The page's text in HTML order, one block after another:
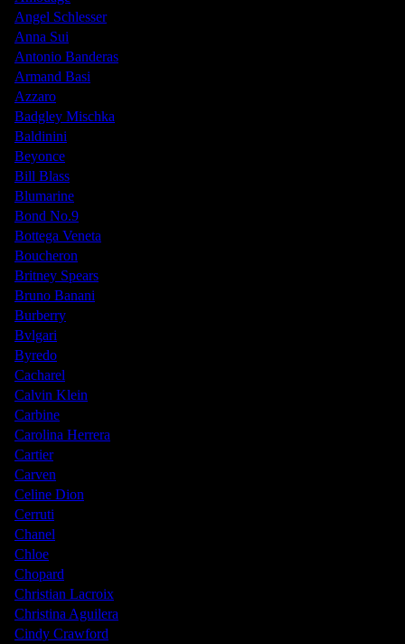
Angel Schlesser
Anna Sui
Antonio Banderas
Armand Basi
Azzaro
Badgley Mischka
Baldinini
Beyonce
Bill Blass
Blumarine
Bond No.9
Bottega Veneta
Boucheron
Britney Spears
Bruno Banani
Burberry
Bvlgari
Byredo
Cacharel
Calvin Klein
Carbine
Carolina Herrera
Cartier
Carven
Celine Dion
Cerruti
Chanel
Chloe
Chopard
Christian Lacroix
Christina Aguilera
Cindy Crawford